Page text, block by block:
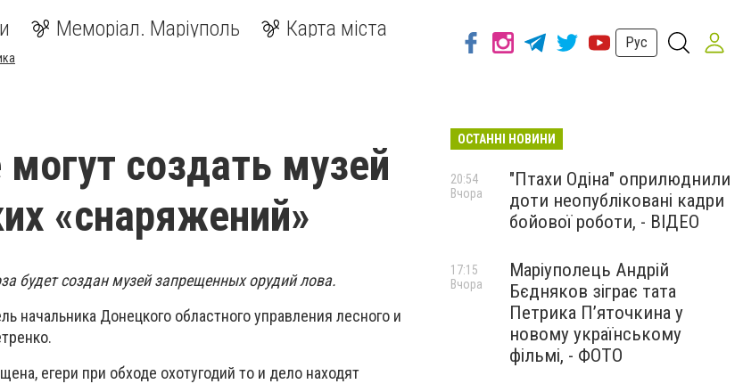
Меморіал. Маріуполь Карта міста
Рус
создать музей
«снаряжений»
будет создан музей запрещенных орудий лова.
начальника Донецкого областного управления лесного и
егери при обходе охотугодий то и дело находят
ОСТАННІ НОВИНИ
"Птахи Одіна" оприлюднили
доти неопубліковані кадри
бойової роботи, - ВІДЕО
20:54
Вчора
Маріуполець Андрій
Бєдняков зіграє тата
Петрика П’яточкина у
новому українському
фільмі, - ФОТО
17:15
Вчора